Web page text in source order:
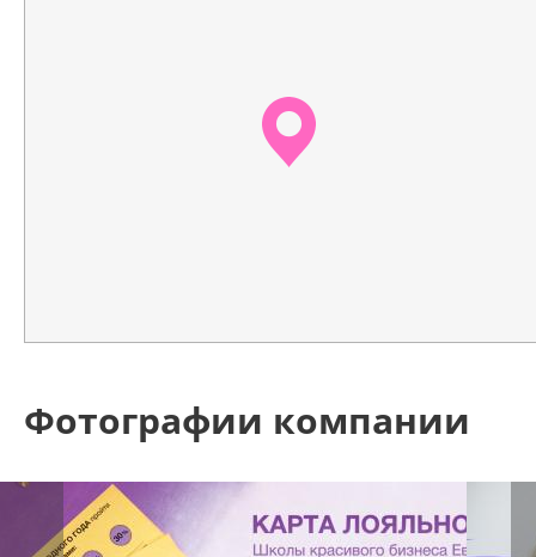
Фотографии компании